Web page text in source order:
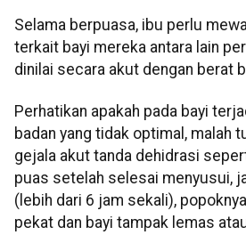
Selama berpuasa, ibu perlu
terkait bayi mereka antara lain
dinilai secara akut dengan berat
Perhatikan apakah pada bayi
badan yang tidak optimal, malah
gejala akut tanda dehidrasi
puas setelah selesai menyusui,
(lebih dari 6 jam sekali),
pekat dan bayi tampak lemas